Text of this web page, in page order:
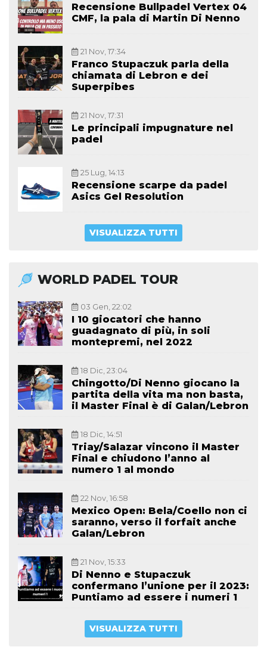
Recensione Bullpadel Vertex 04
CMF, la pala di Martin Di Nenno
21 Nov, 17:34
Franco Stupaczuk parla della
chiamata di Lebron e dei
Superpibes
21 Nov, 17:31
Le principali impugnature nel
padel
25 Lug, 14:13
Recensione scarpe da padel
Asics Gel Resolution
VISUALIZZA TUTTI
WORLD PADEL TOUR
03 Gen, 22:02
I 10 giocatori che hanno
guadagnato di più, in soli
montepremi, nel 2022
18 Dic, 23:04
Chingotto/Di Nenno giocano la
partita della vita ma non basta,
il Master Final è di Galan/Lebron
18 Dic, 14:51
Triay/Salazar vincono il Master
Final e chiudono l’anno al
numero 1 al mondo
22 Nov, 16:58
Mexico Open: Bela/Coello non ci
saranno, verso il forfait anche
Galan/Lebron
21 Nov, 15:33
Di Nenno e Stupaczuk
confermano l’unione per il 2023:
Puntiamo ad essere i numeri 1
VISUALIZZA TUTTI